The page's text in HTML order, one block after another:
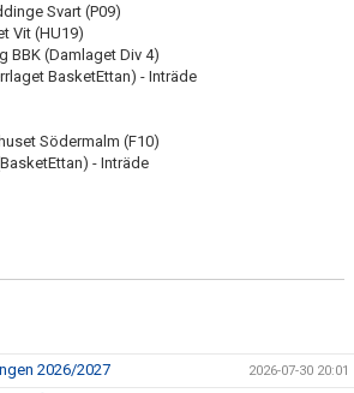
Svart (P09)
Vit (HU19)
BBK (Damlaget Div 4)
BasketEttan) - Inträde
Södermalm (F10)
- Inträde
2026/2027 2026-07-30 20:01